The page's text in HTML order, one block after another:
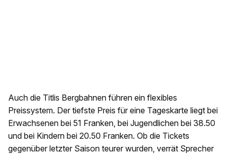
Auch die Titlis Bergbahnen führen ein flexibles
Preissystem. Der tiefste Preis für eine Tageskarte liegt bei
Erwachsenen bei 51 Franken, bei Jugendlichen bei 38.50
und bei Kindern bei 20.50 Franken. Ob die Tickets
gegenüber letzter Saison teurer wurden, verrät Sprecher